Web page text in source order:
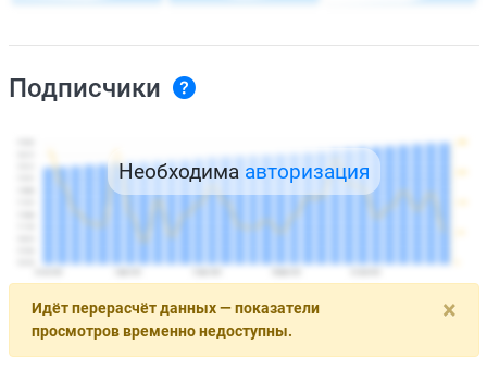
Подписчики
Необходима авторизация
×
Идёт перерасчёт данных — показатели
просмотров временно недоступны.